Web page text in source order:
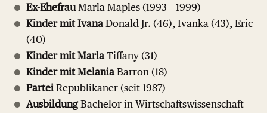
Ex-Ehefrau Marla Maples (1993 – 1999)
Kinder mit Ivana Donald Jr. (46), Ivanka (43), Eric
(40)
Kinder mit Marla Tiffany (31)
Kinder mit Melania Barron (18)
Partei Republikaner (seit 1987)
AusbildungBachelor in Wirtschaftswissenschaft